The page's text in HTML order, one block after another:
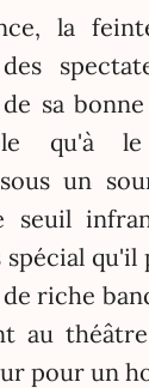
la
sa
qu'à
un
seuil
qu'il
riche
au
pour un